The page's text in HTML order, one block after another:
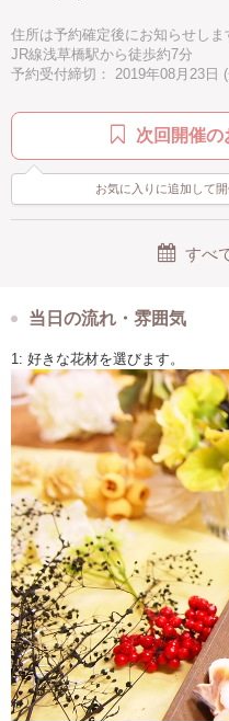
作り方は簡単。
好きな花材を選びグルーガンでつ
※グル―ガンの先端がとても熱く
ご使用にお気をつけてお使いく
写真６，７枚目はイメージ写真で
少し素材を変えるだけで違った
す。
グリーン 水色
住所は予約確定後にお知らせしま
JR線浅草橋駅から徒歩約7分
予約受付締切： 2019年08月23日
次回開催の
お気に入りに追加して
すべ
当日の流れ・雰囲気
1: 好きな花材を選びます。